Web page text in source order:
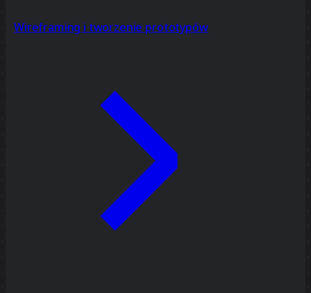
Wireframing i tworzenie prototypów